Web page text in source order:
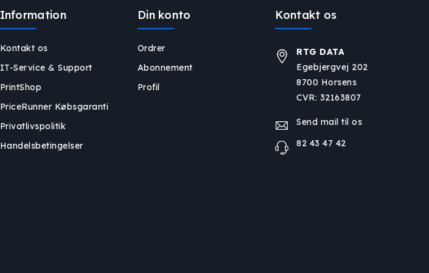
Kontakt os
RTG DATA
Egebjergvej 202
8700 Horsens
CVR: 32163807
Send mail til os
82 43 47 42
Din konto
Ordrer
Abonnement
Profil
Information
Kontakt os
IT-Service & Support
PrintShop
PriceRunner Købsgaranti
Privatlivspolitik
Handelsbetingelser